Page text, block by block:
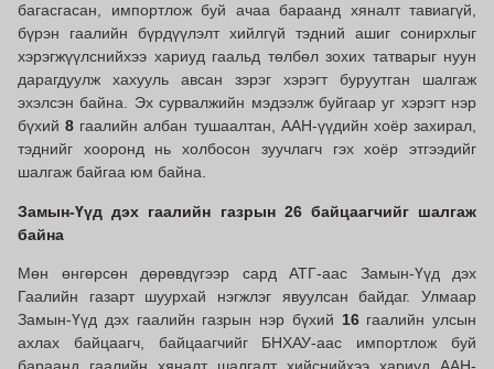
багасгасан, импортлож буй ачаа бараанд хяналт тавиагүй,
бүрэн гаалийн бүрдүүлэлт хийлгүй тэдний ашиг сонирхлыг
хэрэгжүүлснийхээ хариуд гаальд төлбөл зохих татварыг нуун
дарагдуулж хахууль авсан зэрэг хэрэгт буруутган шалгаж
эхэлсэн байна. Эх сурвалжийн мэдээлж буйгаар уг хэрэгт нэр
бүхий8 гаалийн албан тушаалтан, ААН-үүдийн хоёр захирал,
тэднийг хооронд нь холбосон зуучлагч гэх хоёр этгээдийг
шалгаж байгаа юм байна.
Замын-Үүд дэх гаалийн газрын 26 байцаагчийг шалгаж
байна
Мөн өнгөрсөн дөрөвдүгээр сард АТГ-аас Замын-Үүд дэх
Гаалийн газарт шуурхай нэгжлэг явуулсан байдаг. Улмаар
Замын-Үүд дэх гаалийн газрын нэр бүхий 16гаалийн улсын
ахлах байцаагч, байцаагчийг БНХАУ-аас импортлож буй